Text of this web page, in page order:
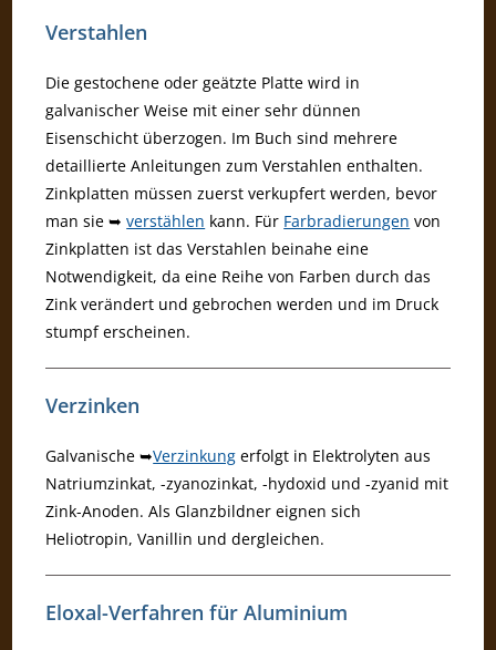
Verstahlen
Die gestochene oder geätzte Platte wird in
galvanischer Weise mit einer sehr dünnen
Eisenschicht überzogen. Im Buch sind mehrere
detaillierte Anleitungen zum Verstahlen enthalten.
Zinkplatten müssen zuerst verkupfert werden, bevor
man sie ➥verstählen kann. Für Farbradierungen von
Zinkplatten ist das Verstahlen beinahe eine
Notwendigkeit, da eine Reihe von Farben durch das
Zink verändert und gebrochen werden und im Druck
stumpf erscheinen.
Verzinken
Galvanische ➥Verzinkung erfolgt in Elektrolyten aus
Natriumzinkat, -zyanozinkat, -hydoxid und -zyanid mit
Zink-Anoden. Als Glanzbildner eignen sich
Heliotropin, Vanillin und dergleichen.
Eloxal-Verfahren für Aluminium